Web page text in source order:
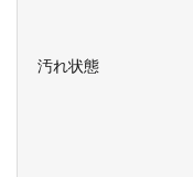
汚れ状態